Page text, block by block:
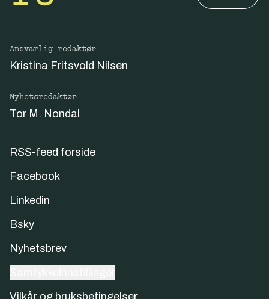
Ansvarlig redaktør
Kristina Fritsvold Nilsen
Nyhetsredaktør
Tor M. Nondal
RSS-feed forside
Facebook
Linkedin
Bsky
Nyhetsbrev